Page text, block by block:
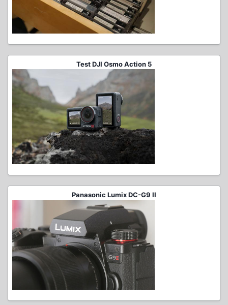
Test DJI Osmo Action 5
Panasonic Lumix DC-G9 II